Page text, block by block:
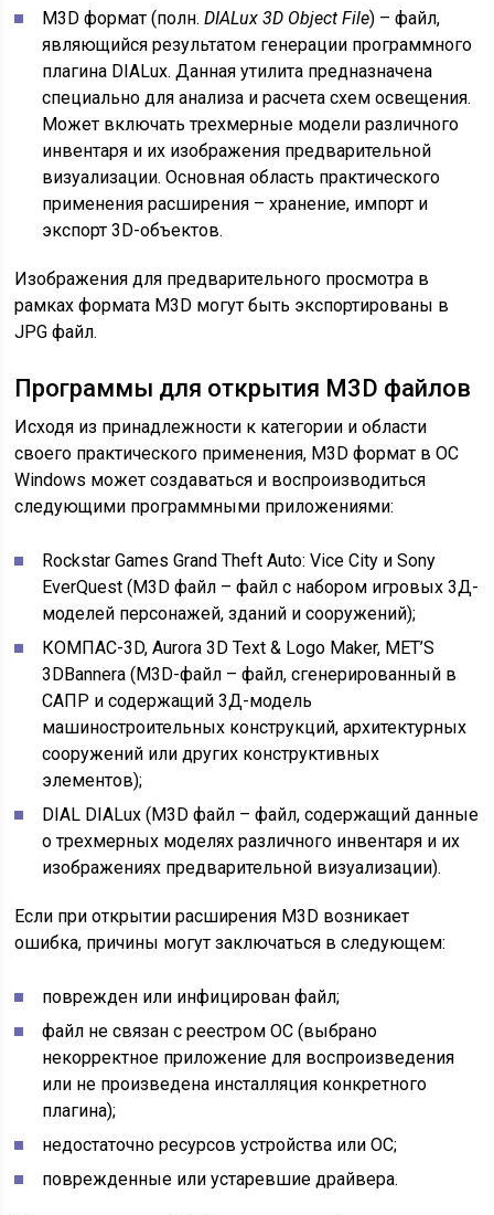
M3D формат (полн.DIALux 3D Object File) – файл,
являющийся результатом генерации программного
плагина DIALux. Данная утилита предназначена
специально для анализа и расчета схем освещения.
Может включать трехмерные модели различного
инвентаря и их изображения предварительной
визуализации. Основная область практического
применения расширения – хранение, импорт и
экспорт 3D-объектов.
Изображения для предварительного просмотра в
рамках формата M3D могут быть экспортированы в
JPG файл.
Программы для открытия M3D файлов
Исходя из принадлежности к категории и области
своего практического применения, M3D формат в ОС
Windows может создаваться и воспроизводиться
следующими программными приложениями:
Rockstar Games Grand Theft Auto: Vice City и Sony
EverQuest (M3D файл – файл с набором игровых 3Д-
моделей персонажей, зданий и сооружений);
КОМПАС-3D, Aurora 3D Text & Logo Maker, MET’S
3DBannera (M3D-файл – файл, сгенерированный в
САПР и содержащий 3Д-модель
машиностроительных конструкций, архитектурных
сооружений или других конструктивных
элементов);
DIAL DIALux (M3D файл – файл, содержащий данные
о трехмерных моделях различного инвентаря и их
изображениях предварительной визуализации).
Если при открытии расширения M3D возникает
ошибка, причины могут заключаться в следующем:
поврежден или инфицирован файл;
файл не связан с реестром ОС (выбрано
некорректное приложение для воспроизведения
или не произведена инсталляция конкретного
плагина);
недостаточно ресурсов устройства или ОС;
поврежденные или устаревшие драйвера.